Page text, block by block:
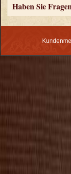
Haben Sie